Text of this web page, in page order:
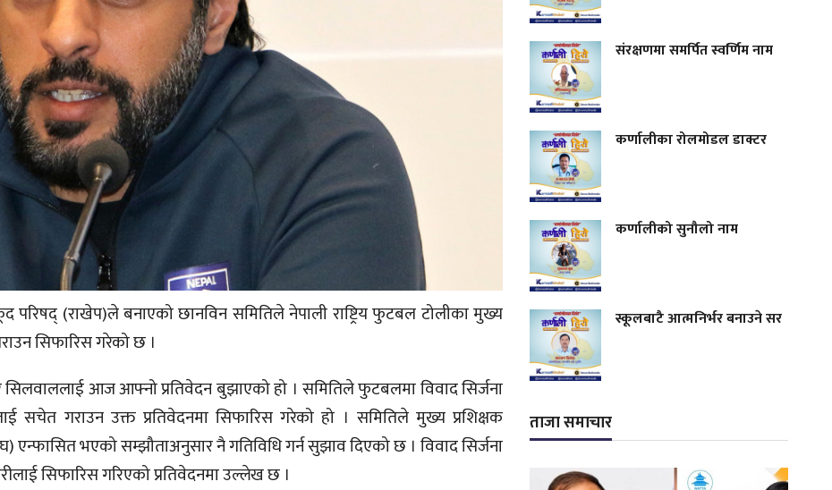
परिषद् (राखेप)ले बनाएको छानविन समितिले नेपाली राष्ट्रिय फुटबल टोलीका मुख्य
सिफारिस गरेको छ ।
आज आफ्नो प्रतिवेदन बुझाएको हो । समितिले फुटबलमा विवाद सिर्जना
सचेत गराउन उक्त प्रतिवेदनमा सिफारिस गरेको हो । समितिले मुख्य प्रशिक्षक
भएको सम्झौताअनुसार नै गतिविधि गर्न सुझाव दिएको छ । विवाद सिर्जना
सिफारिस गरिएको प्रतिवेदनमा उल्लेख छ ।
संरक्षणमा समर्पित स्वर्णिम नाम
कर्णालीका रोलमोडल डाक्टर
कर्णालीको सुनौलो नाम
स्कूलबाटै आत्मनिर्भर बनाउने सर
ताजा समाचार